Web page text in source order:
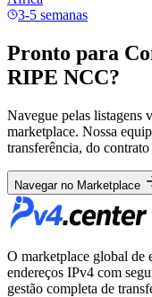
3-5 semanas
Pronto para
RIPE NCC?
Navegue pelas listagens
marketplace. Nossa
transferência, do
Navegar no Marketplace
O marketplace global de
endereços IPv4 com
gestão completa de